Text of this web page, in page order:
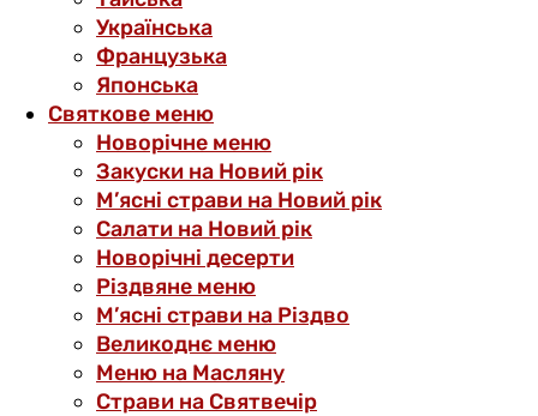
Українська
Французька
Японська
Святкове меню
Новорічне меню
Закуски на Новий рік
М’ясні страви на Новий рік
Салати на Новий рік
Новорічні десерти
Різдвяне меню
М’ясні страви на Різдво
Великоднє меню
Меню на Масляну
Страви на Святвечір